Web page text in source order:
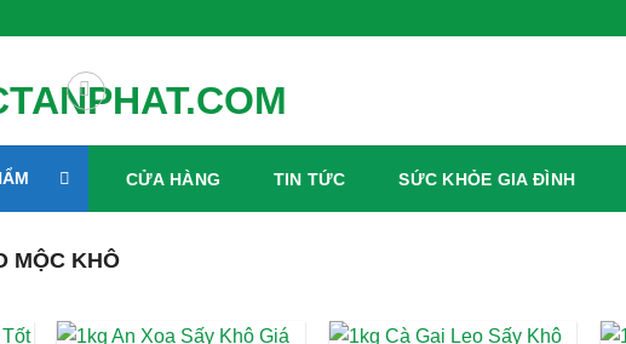
CỬA HÀNG TIN TỨC SỨC KHỎE GIA ĐÌNH
MỘC KHÔ